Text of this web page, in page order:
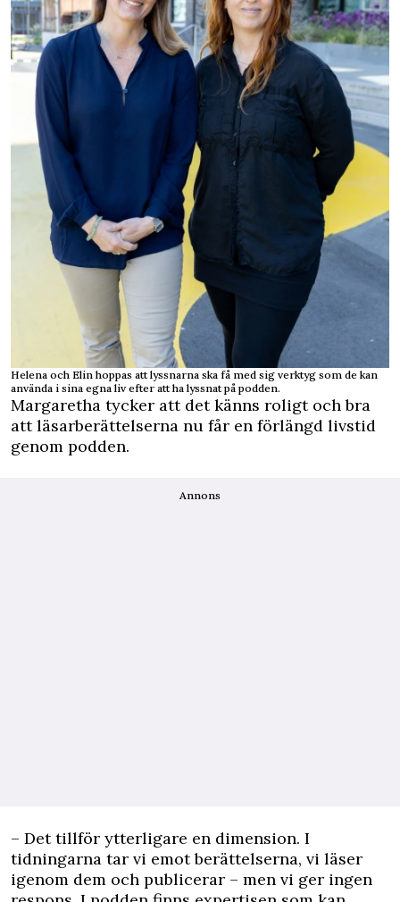
Helena och Elin hoppas att lyssnarna ska få med sig verktyg som de kan
använda i sina egna liv efter att ha lyssnat på podden.
Margaretha tycker att det känns roligt och bra
att läsarberättelserna nu får en förlängd livstid
genom podden.
Annons
– Det tillför ytterligare en dimension. I
tidningarna tar vi emot berättelserna, vi läser
igenom dem och publicerar – men vi ger ingen